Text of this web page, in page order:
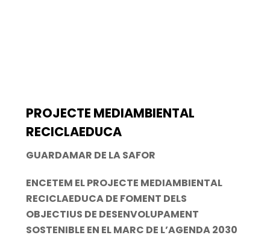
PROJECTE MEDIAMBIENTAL
RECICLAEDUCA
GUARDAMAR DE LA SAFOR
ENCETEM EL PROJECTE MEDIAMBIENTAL
RECICLAEDUCA DE FOMENT DELS
OBJECTIUS DE DESENVOLUPAMENT
SOSTENIBLE EN EL MARC DE L’AGENDA 2030